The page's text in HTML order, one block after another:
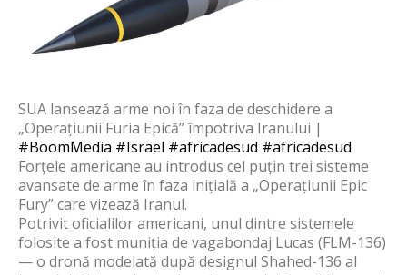
SUA lansează arme noi în faza de deschidere a
„Operațiunii Furia Epică” împotriva Iranului |
#BoomMedia #Israel #africadesud #africadesud
Forțele americane au introdus cel puțin trei sisteme
avansate de arme în faza inițială a „Operațiunii Epic
Fury” care vizează Iranul.
Potrivit oficialilor americani, unul dintre sistemele
folosite a fost muniția de vagabondaj Lucas (FLM-136)
— o dronă modelată după designul Shahed-136 al